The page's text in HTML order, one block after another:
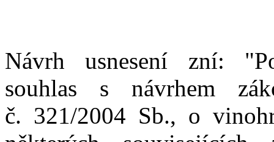
Návrh usnesení zní:
souhlas s návrhem
č. 321/2004 Sb., o